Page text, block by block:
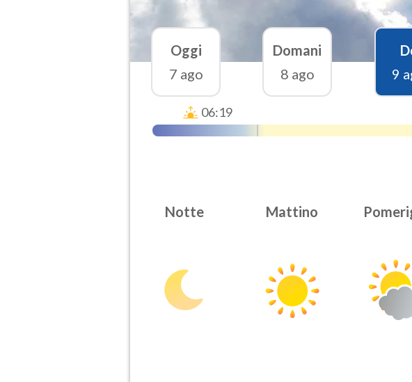
Oggi
7 ago
Domani
8 ago
9
06:19
Notte Mattino